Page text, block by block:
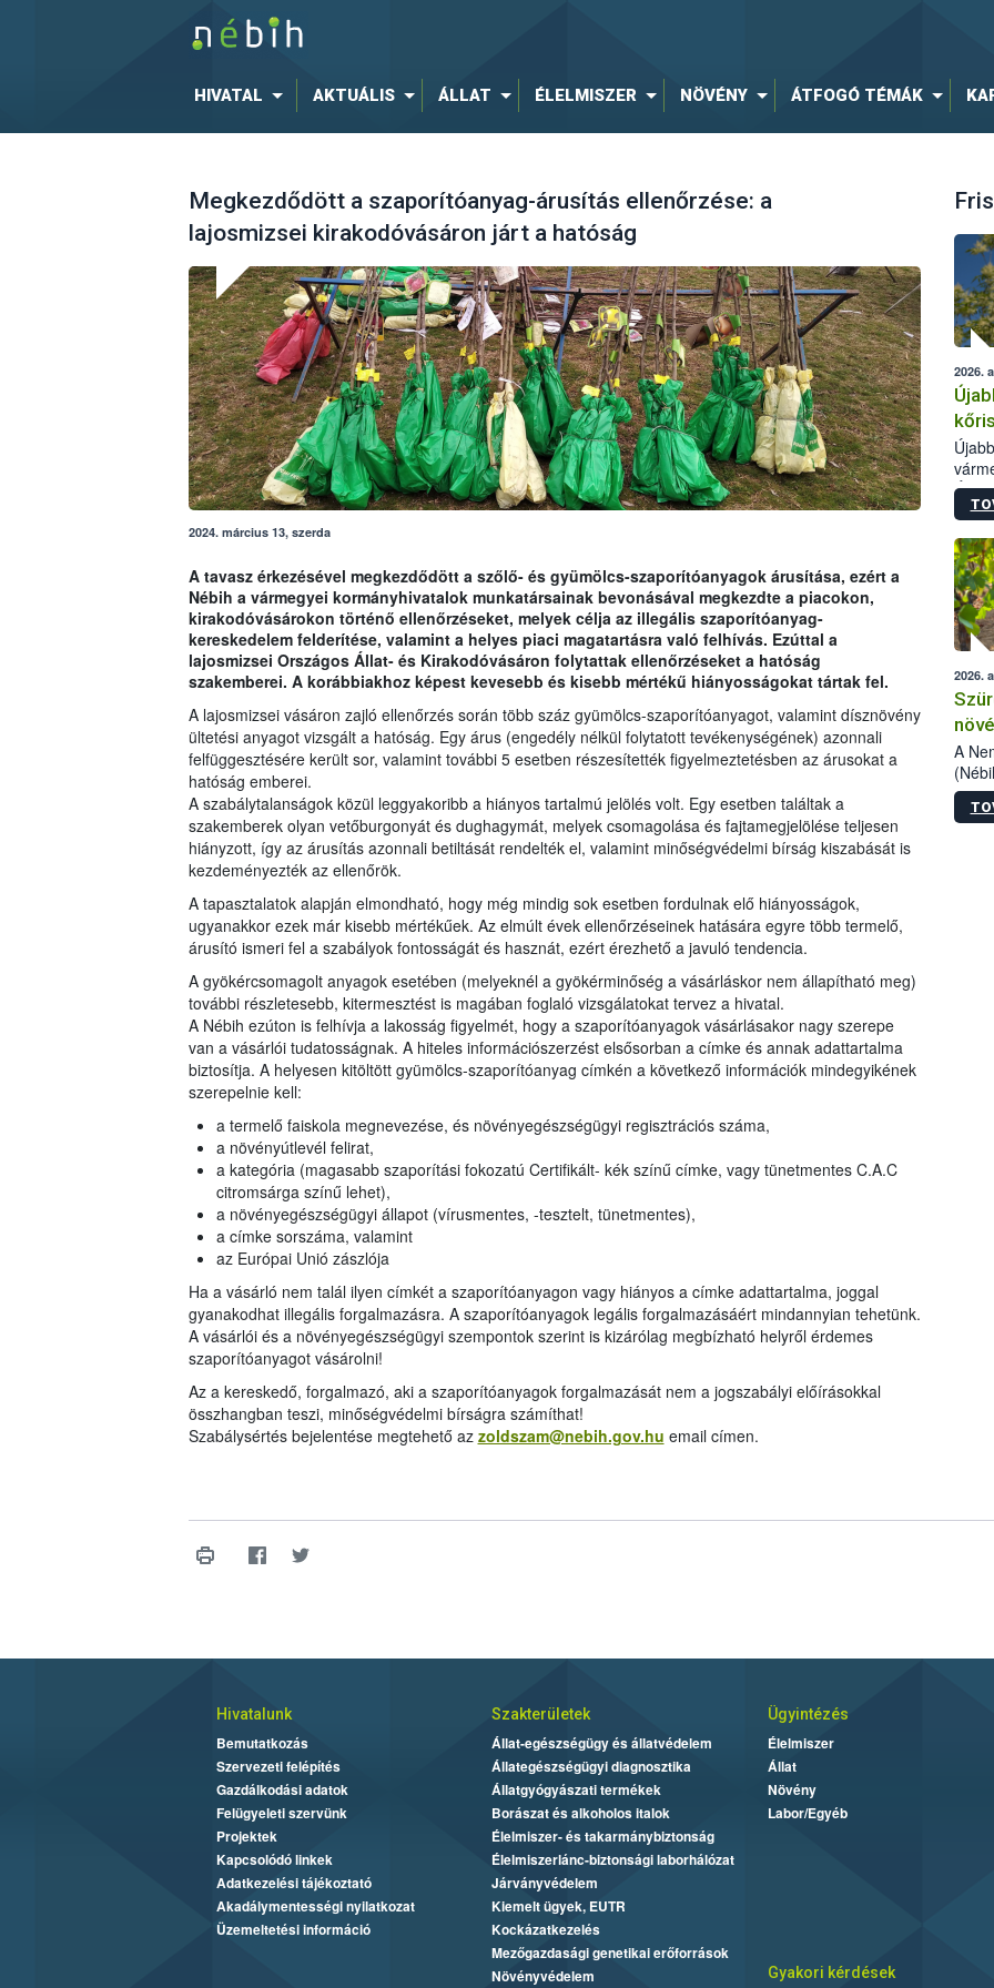
HIVATAL AKTUÁLIS ÁLLAT ÉLELMISZER NÖVÉNY ÁTFOGÓ TÉMÁK
Megkezdődött a szaporítóanyag-árusítás ellenőrzése: a
lajosmizsei kirakodóvásáron járt a hatóság
2024. március 13, szerda
A tavasz érkezésével megkezdődött a szőlő- és gyümölcs-szaporítóanyagok árusítása, ezért a
Nébih a vármegyei kormányhivatalok munkatársainak bevonásával megkezdte a piacokon,
kirakodóvásárokon történő ellenőrzéseket, melyek célja az illegális szaporítóanyag-
kereskedelem felderítése, valamint a helyes piaci magatartásra való felhívás. Ezúttal a
lajosmizsei Országos Állat- és Kirakodóvásáron folytattak ellenőrzéseket a hatóság
szakemberei. A korábbiakhoz képest kevesebb és kisebb mértékű hiányosságokat tártak fel.
A lajosmizsei vásáron zajló ellenőrzés során több száz gyümölcs-szaporítóanyagot, valamint dísznövény
ültetési anyagot vizsgált a hatóság. Egy árus (engedély nélkül folytatott tevékenységének) azonnali
felfüggesztésére került sor, valamint további 5 esetben részesítették figyelmeztetésben az árusokat a
hatóság emberei.
A szabálytalanságok közül leggyakoribb a hiányos tartalmú jelölés volt. Egy esetben találtak a
szakemberek olyan vetőburgonyát és dughagymát, melyek csomagolása és fajtamegjelölése teljesen
hiányzott, így az árusítás azonnali betiltását rendelték el, valamint minőségvédelmi bírság kiszabását is
kezdeményezték az ellenőrök.
A tapasztalatok alapján elmondható, hogy még mindig sok esetben fordulnak elő hiányosságok,
ugyanakkor ezek már kisebb mértékűek. Az elmúlt évek ellenőrzéseinek hatására egyre több termelő,
árusító ismeri fel a szabályok fontosságát és hasznát, ezért érezhető a javuló tendencia.
A gyökércsomagolt anyagok esetében (melyeknél a gyökérminőség a vásárláskor nem állapítható meg)
további részletesebb, kitermesztést is magában foglaló vizsgálatokat tervez a hivatal.
A Nébih ezúton is felhívja a lakosság figyelmét, hogy a szaporítóanyagok vásárlásakor nagy szerepe
van a vásárlói tudatosságnak. A hiteles információszerzést elsősorban a címke és annak adattartalma
biztosítja. A helyesen kitöltött gyümölcs-szaporítóanyag címkén a következő információk mindegyikének
szerepelnie kell:
a termelő faiskola megnevezése, és növényegészségügyi regisztrációs száma,
a növényútlevél felirat,
a kategória (magasabb szaporítási fokozatú Certifikált- kék színű címke, vagy tünetmentes C.A.C
citromsárga színű lehet),
a növényegészségügyi állapot (vírusmentes, -tesztelt, tünetmentes),
a címke sorszáma, valamint
az Európai Unió zászlója
Ha a vásárló nem talál ilyen címkét a szaporítóanyagon vagy hiányos a címke adattartalma, joggal
gyanakodhat illegális forgalmazásra. A szaporítóanyagok legális forgalmazásáért mindannyian tehetünk.
A vásárlói és a növényegészségügyi szempontok szerint is kizárólag megbízható helyről érdemes
szaporítóanyagot vásárolni!
Az a kereskedő, forgalmazó, aki a szaporítóanyagok forgalmazását nem a jogszabályi előírásokkal
összhangban teszi, minőségvédelmi bírságra számíthat!
Szabálysértés bejelentése megtehető az zoldszam@nebih.gov.hu email címen.
2026.
2026.
A
Hivatalunk
Bemutatkozás
Szervezeti felépítés
Gazdálkodási adatok
Felügyeleti szervünk
Projektek
Kapcsolódó linkek
Adatkezelési tájékoztató
Akadálymentességi nyilatkozat
Üzemeltetési információ
Szakterületek
Állat-egészségügy és állatvédelem
Állategészségügyi diagnosztika
Állatgyógyászati termékek
Borászat és alkoholos italok
Élelmiszer- és takarmánybiztonság
Élelmiszerlánc-biztonsági laborhálózat
Járványvédelem
Kiemelt ügyek, EUTR
Kockázatkezelés
Mezőgazdasági genetikai erőforrások
Növényvédelem
Ügyintézés
Élelmiszer
Állat
Növény
Labor/Egyéb
Gyakori kérdések